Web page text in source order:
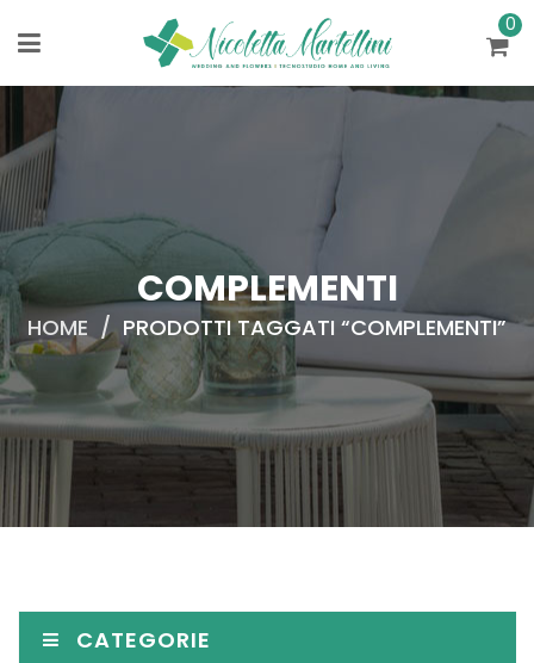
0
COMPLEMENTI
HOME / PRODOTTI TAGGATI “COMPLEMENTI”
CATEGORIE